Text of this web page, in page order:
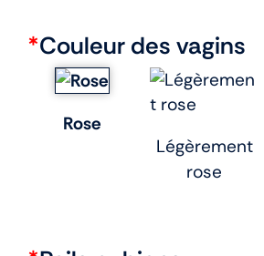
*Couleur des vagins
Rose
Légèrement
rose